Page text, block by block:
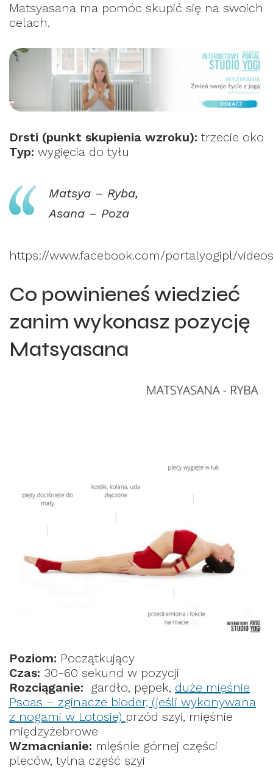
Matsyasana ma pomóc skupić się na swoich
celach.
Drsti (punkt skupienia wzroku): trzecie oko
Typ: wygięcia do tyłu
Matsya – Ryba,
Asana – Poza
https://www.facebook.com/portalyogipl/
Co powinieneś wiedzieć
zanim wykonasz pozycję
Matsyasana
Poziom: Początkujący
Czas: 30-60 sekund w pozycji
Rozciąganie: gardło, pępek, duże mięśnie
Psoas – zginacze bioder, (jeśli wykonywana
z nogami w Lotosie) przód szyi, mięśnie
międzyżebrowe
Wzmacnianie: mięśnie górnej części
pleców, tylna część szyi